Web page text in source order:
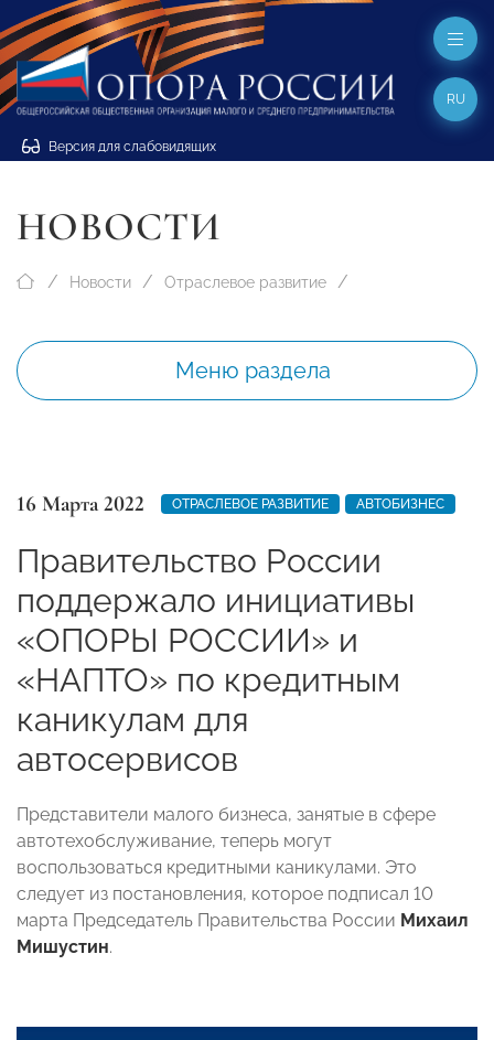
Версия для слабовидящих
RU
НОВОСТИ
Новости Отраслевое развитие
Меню раздела
16 Марта 2022 ОТРАСЛЕВОЕ РАЗВИТИЕ АВТОБИЗНЕС
Правительство России
поддержало инициативы
«ОПОРЫ РОССИИ» и
«НАПТО» по кредитным
каникулам для
автосервисов
Представители малого бизнеса, занятые в сфере
автотехобслуживание, теперь могут
воспользоваться кредитными каникулами. Это
следует из постановления, которое подписал 10
марта Председатель Правительства России Михаил
Мишустин.